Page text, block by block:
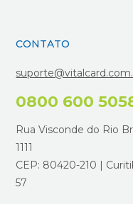
CONTATO
0800 600
Rua Visconde do Rio
1111
CEP: 80420-210 |
57